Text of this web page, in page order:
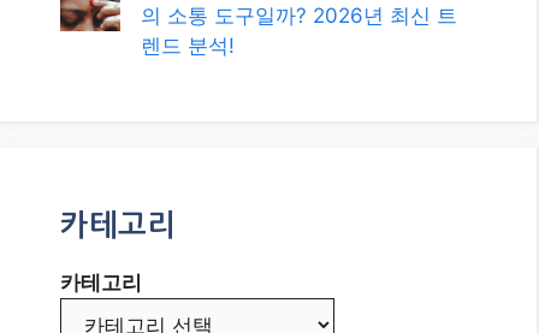
의 소통 도구일까? 2026년 최신 트
렌드 분석!
카테고리
카테고리